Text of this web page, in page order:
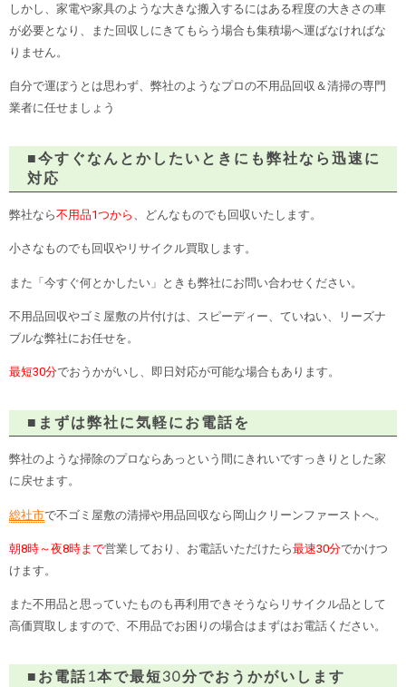
しかし、家電や家具のような大きな搬入するにはある程度の大きさの車
が必要となり、また回収しにきてもらう場合も集積場へ運ばなければな
りません。
自分で運ぼうとは思わず、弊社のようなプロの不用品回収＆清掃の専門
業者に任せましょう
■今すぐなんとかしたいときにも弊社なら迅速に
対応
弊社なら不用品1つから 、どんなものでも回収いたします。
小さなものでも回収やリサイクル買取します。
また「今すぐ何とかしたい」ときも弊社にお問い合わせください。
不用品回収やゴミ屋敷の片付けは、スピーディー、ていねい、リーズナ
ブルな弊社にお任せを。
最短30分でおうかがいし、即日対応が可能な場合もあります。
■まずは弊社に気軽にお電話を
弊社のような掃除のプロならあっという間にきれいですっきりとした家
に戻せます。
総社市で不ゴミ屋敷の清掃や用品回収なら岡山クリーンファーストへ。
朝8時～夜8時まで営業しており、お電話いただけたら最速30分でかけつ
けます。
また不用品と思っていたものも再利用できそうならリサイクル品として
高価買取しますので、不用品でお困りの場合はまずはお電話ください。
■お電話1本で最短30分でおうかがいします